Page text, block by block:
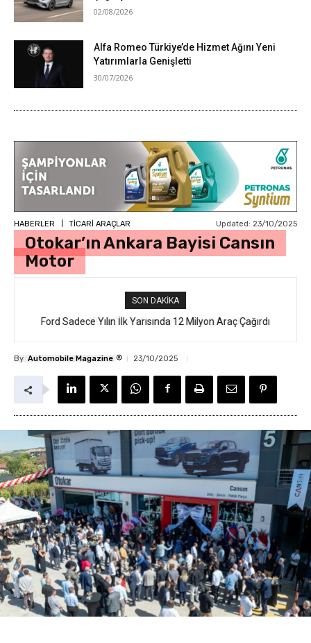
02/08/2026
Alfa Romeo Türkiye’de Hizmet Ağını Yeni
Yatırımlarla Genişletti
30/07/2026